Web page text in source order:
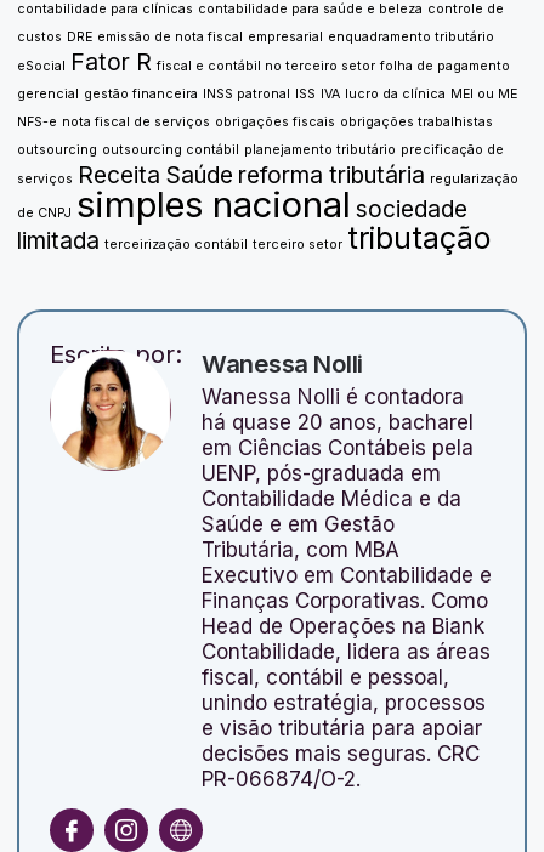
contabilidade para clínicas contabilidade para saúde e beleza controle de
custos DRE emissão de nota fiscal empresarial
enquadramento tributário
eSocial
Fator R fiscal e contábil no terceiro setor folha de pagamento
gerencial
gestão financeira INSS patronal ISS IVA lucro da clínica MEI ou ME
NFS-e nota fiscal de serviços obrigações fiscais obrigações trabalhistas
outsourcing outsourcing contábil planejamento tributário precificação de
serviços Receita Saúde reforma tributária regularização
de CNPJ simples nacional sociedade
limitada terceirização contábil terceiro setor tributação
Escrito por: Wanessa Nolli
Wanessa Nolli é contadora
há quase 20 anos, bacharel
em Ciências Contábeis pela
UENP, pós-graduada em
Contabilidade Médica e da
Saúde e em Gestão
Tributária, com MBA
Executivo em Contabilidade e
Finanças Corporativas. Como
Head de Operações na Biank
Contabilidade, lidera as áreas
fiscal, contábil e pessoal,
unindo estratégia, processos
e visão tributária para apoiar
decisões mais seguras. CRC
PR-066874/O-2.